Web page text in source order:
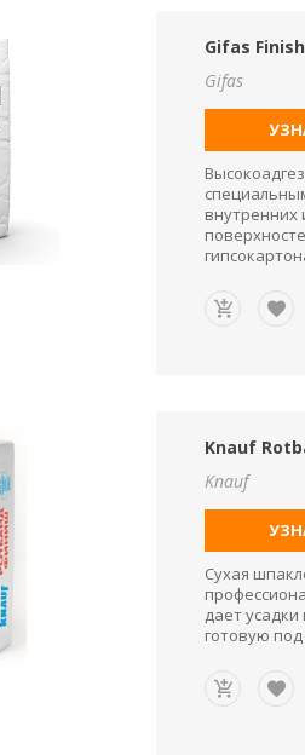
Gifas
Gifas
внутренних
Knauf
Knauf
Сухая
дает
готовую